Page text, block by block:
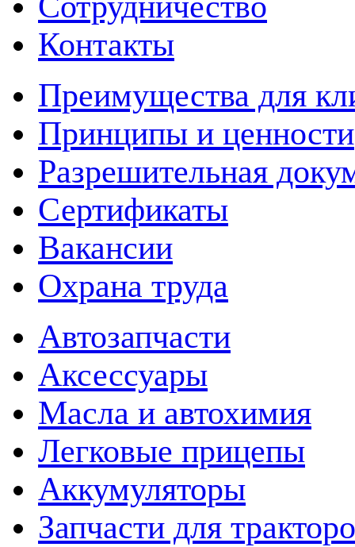
Контакты
Преимущества для
Принципы и ценности
Разрешительная
Сертификаты
Вакансии
Охрана труда
Автозапчасти
Аксессуары
Масла и автохимия
Легковые прицепы
Аккумуляторы
Запчасти для